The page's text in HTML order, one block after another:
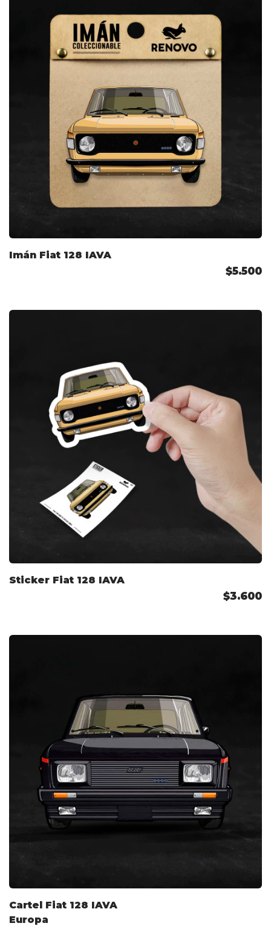
Imán Fiat 128 IAVA
$5.500
Sticker Fiat 128 IAVA
$3.600
Cartel Fiat 128 IAVA
Europa